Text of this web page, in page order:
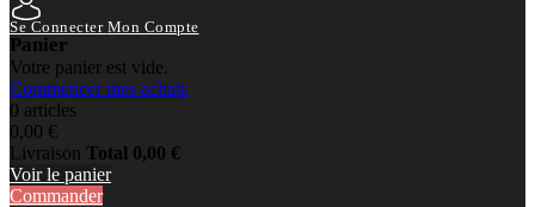
Se Connecter Mon Compte
Panier
Votre panier est vide.
Commencer mes achats
0 articles
0,00 €
Livraison Total 0,00 €
Voir le panier
Commander